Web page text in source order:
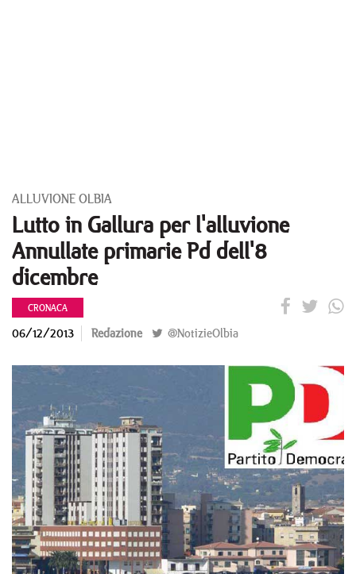
ALLUVIONE OLBIA
Lutto in Gallura per l'alluvione
Annullate primarie Pd dell'8
dicembre
CRONACA
06/12/2013 Redazione @NotizieOlbia